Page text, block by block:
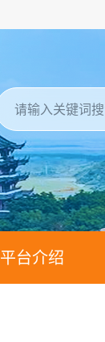
平台介绍